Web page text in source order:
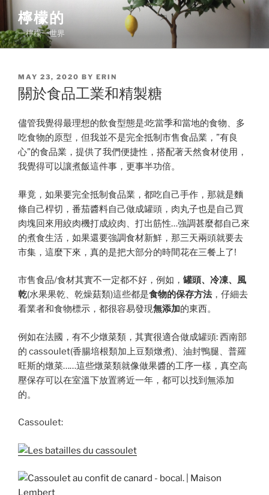
content
檸檬的
一檸檬一世界
POSTED
ON
MAY 23, 2020 BY ERIN
關於食品工業和精製糖
儘管我覺得最理想的飲食型態是:吃當季和當地的食物、多
吃食物的原型，但我並不是完全抵制市售食品業，”有良
心”的食品業，提供了我們便捷性，搭配著天然食材使用，
我覺得可以讓煮飯這件事，更事半功倍。
畢竟，如果要完全抵制食品業，都吃自己手作，那就是麵
條自己桿切，番茄醬料自己做成罐頭，肉丸子也是自己買
肉塊回來用絞肉機打成絞肉、打出筋性…強調甚麼都自己來
的煮食生活，如果還要強調食材新鮮，那三天兩頭就要去
市集，這麼下來，真的是把大部分的時間花在三餐上了!
市售食品/食材其實不一定都不好，例如， 罐頭、冷凍、風
乾(水果果乾、乾燥菇類)這些都是食物的保存方法，仔細去
看業者和食物標示，都很容易發現無添加的東西。
例如在法國，有不少燉菜類，其實很適合做成罐頭: 西南部
的 cassoulet(香腸培根類加上豆類燉煮)、油封鴨腿、普羅
旺斯的燉菜……這些燉菜類就像做果醬的工序一樣，真空高
壓保存可以在室溫下放置將近一年，都可以找到無添加
的。
Cassoulet: